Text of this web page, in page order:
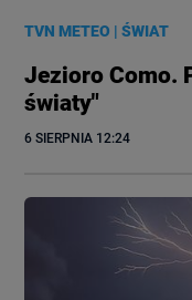
TVN METEO |ŚWIAT
Jezioro Como.
światy"
6 SIERPNIA 12:24